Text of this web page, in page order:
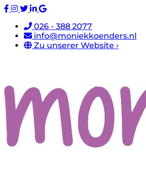
026 - 388 2077
info@moniekkoenders.nl
Zu unserer Website ›